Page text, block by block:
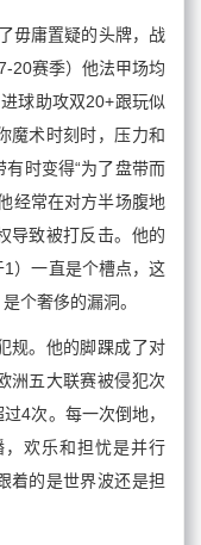
毋庸置疑的头牌，战
20赛季）他法甲场均
球助攻双20+跟玩似
魔术时刻时，压力和
时变得“为了盘带而
经常在对方半场腹地
导致被打反击。他的
）一直是个槽点，这
个奢侈的漏洞。
规。他的脚踝成了对
洲五大联赛被侵犯次
4次。每一次倒地，
欢乐和担忧是并行
着的是世界波还是担